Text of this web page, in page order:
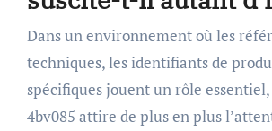
Dans un environnement où les références
techniques, les identifiants de
spécifiques jouent un rôle
4bv085 attire de plus en plus